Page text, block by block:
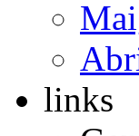
links